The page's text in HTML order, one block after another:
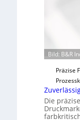
Bild: B&R
Präzise
Die